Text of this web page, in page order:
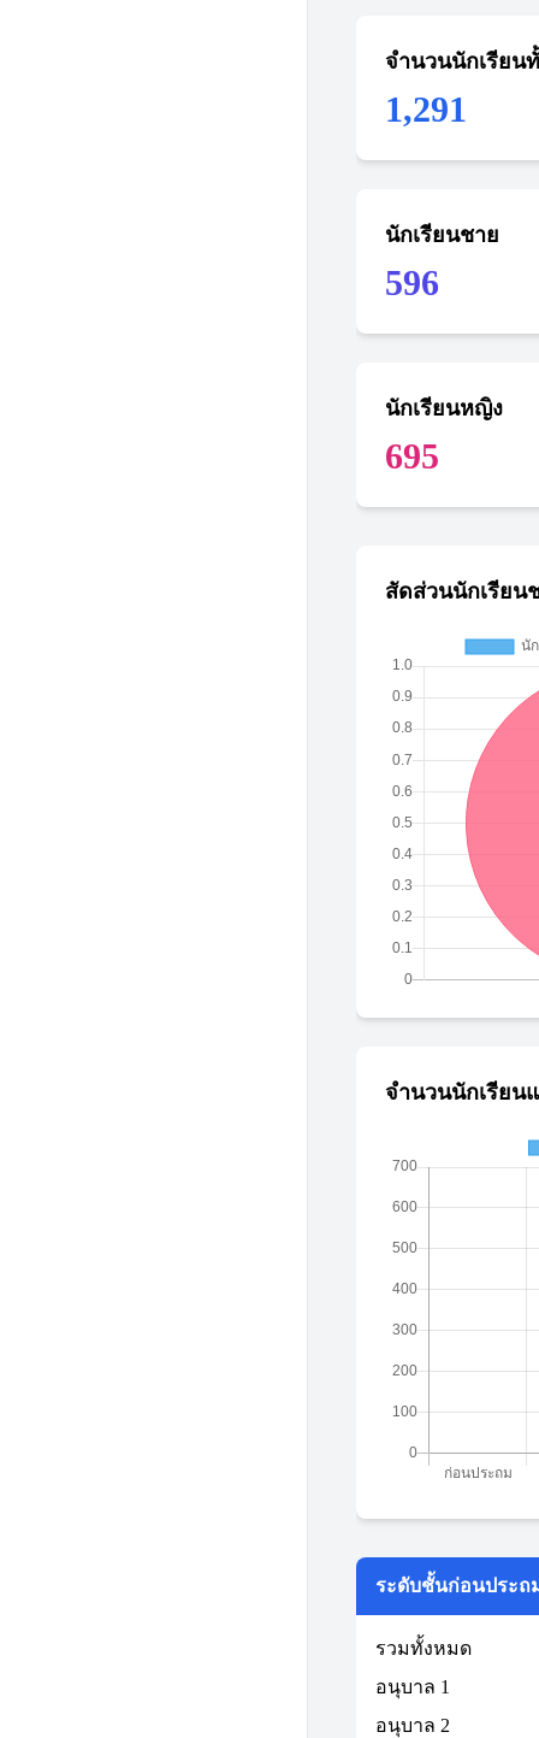
จำนวนนักเรียน
1,291
นักเรียนชาย
596
นักเรียนหญิง
695
สัดส่วนนักเรียน
จำนวนนักเรียน
ระดับชั้นก่อนประถ
รวมทั้งหมด
อนุบาล 1
อนุบาล 2